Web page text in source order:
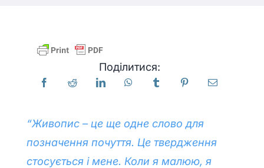
Ресурси
Поділитися:
“Живопис – це ще одне слово для
позначення почуття. Це твердження
стосується і мене. Коли я малюю, я